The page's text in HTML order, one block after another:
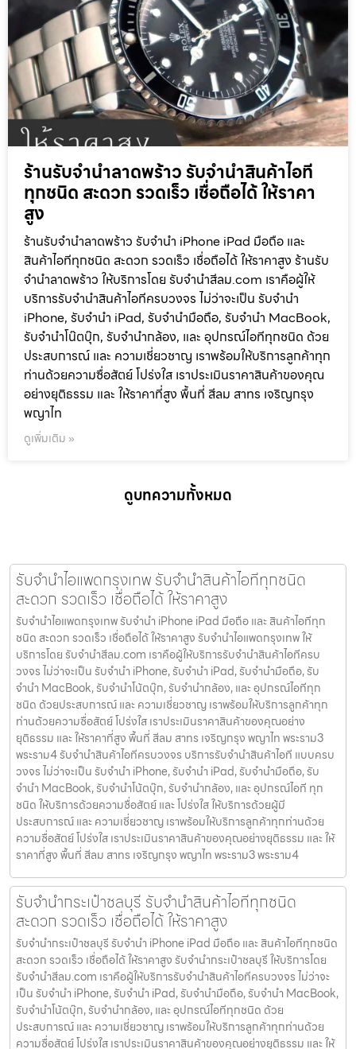
ร้านรับจำนำลาดพร้าว รับจำนำสินค้าไอที
ทุกชนิด สะดวก รวดเร็ว เชื่อถือได้ ให้ราคา
สูง
ร้านรับจำนำลาดพร้าว รับจำนำ iPhone iPad มือถือ และ
สินค้าไอทีทุกชนิด สะดวก รวดเร็ว เชื่อถือได้ ให้ราคาสูง ร้านรับ
จำนำลาดพร้าว ให้บริการโดย รับจํานําสีลม.com เราคือผู้ให้
บริการรับจำนำสินค้าไอทีครบวงจร ไม่ว่าจะเป็น รับจำนำ
iPhone, รับจำนำ iPad, รับจำนำมือถือ, รับจำนำ MacBook,
รับจำนำโน๊ตบุ๊ก, รับจำนำกล้อง, และ อุปกรณ์ไอทีทุกชนิด ด้วย
ประสบการณ์ และ ความเชี่ยวชาญ เราพร้อมให้บริการลูกค้าทุก
ท่านด้วยความซื่อสัตย์ โปร่งใส เราประเมินราคาสินค้าของคุณ
อย่างยุติธรรม และ ให้ราคาที่สูง พื้นที่ สีลม สาทร เจริญกรุง
พญาไท
ดูเพิ่มเติม »
ดูบทความทั้งหมด
รับจำนำไอแพดกรุงเทพ รับจำนำสินค้าไอทีทุกชนิด
สะดวก รวดเร็ว เชื่อถือได้ ให้ราคาสูง
รับจำนำไอแพดกรุงเทพ รับจำนำ iPhone iPad มือถือ และ สินค้าไอทีทุก
ชนิด สะดวก รวดเร็ว เชื่อถือได้ ให้ราคาสูง รับจำนำไอแพดกรุงเทพ ให้
บริการโดย รับจํานําสีลม.com เราคือผู้ให้บริการรับจำนำสินค้าไอทีครบ
วงจร ไม่ว่าจะเป็น รับจำนำ iPhone, รับจำนำ iPad, รับจำนำมือถือ, รับ
จำนำ MacBook, รับจำนำโน้ตบุ๊ก, รับจำนำกล้อง, และ อุปกรณ์ไอทีทุก
ชนิด ด้วยประสบการณ์ และ ความเชี่ยวชาญ เราพร้อมให้บริการลูกค้าทุก
ท่านด้วยความซื่อสัตย์ โปร่งใส เราประเมินราคาสินค้าของคุณอย่าง
ยุติธรรม และ ให้ราคาที่สูง พื้นที่ สีลม สาทร เจริญกรุง พญาไท พระราม3
พระราม4 รับจำนำสินค้าไอทีครบวงจร บริการรับจำนำสินค้าไอที แบบครบ
วงจร ไม่ว่าจะเป็น รับจำนำ iPhone, รับจำนำ iPad, รับจำนำมือถือ, รับ
จำนำ MacBook, รับจำนำโน้ตบุ๊ก, รับจำนำกล้อง, และ อุปกรณ์ไอที ทุก
ชนิด ให้บริการด้วยความซื่อสัตย์ และ โปร่งใส ให้บริการด้วยผู้มี
ประสบการณ์ และ ความเชี่ยวชาญ เราพร้อมให้บริการลูกค้าทุกท่านด้วย
ความซื่อสัตย์ โปร่งใส เราประเมินราคาสินค้าของคุณอย่างยุติธรรม และ ให้
ราคาที่สูง พื้นที่ สีลม สาทร เจริญกรุง พญาไท พระราม3 พระราม4
รับจำนำกระเป๋าชลบุรี รับจำนำสินค้าไอทีทุกชนิด
สะดวก รวดเร็ว เชื่อถือได้ ให้ราคาสูง
รับจำนำกระเป๋าชลบุรี รับจำนำ iPhone iPad มือถือ และ สินค้าไอทีทุกชนิด
สะดวก รวดเร็ว เชื่อถือได้ ให้ราคาสูง รับจำนำกระเป๋าชลบุรี ให้บริการโดย
รับจํานําสีลม.com เราคือผู้ให้บริการรับจำนำสินค้าไอทีครบวงจร ไม่ว่าจะ
เป็น รับจำนำ iPhone, รับจำนำ iPad, รับจำนำมือถือ, รับจำนำ MacBook,
รับจำนำโน้ตบุ๊ก, รับจำนำกล้อง, และ อุปกรณ์ไอทีทุกชนิด ด้วย
ประสบการณ์ และ ความเชี่ยวชาญ เราพร้อมให้บริการลูกค้าทุกท่านด้วย
ความซื่อสัตย์ โปร่งใส เราประเมินราคาสินค้าของคุณอย่างยุติธรรม และ ให้